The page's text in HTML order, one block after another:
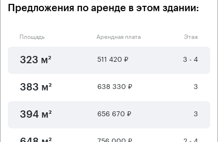
Предложения по аренде в этом здании:
Площадь Арендная плата Этаж
323 м² 511 420 ₽ 3 - 4
383 м² 638 330 ₽ 3
394 м² 656 670 ₽ 3